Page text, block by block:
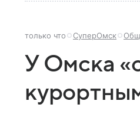
только что СуперОмск
У Омска